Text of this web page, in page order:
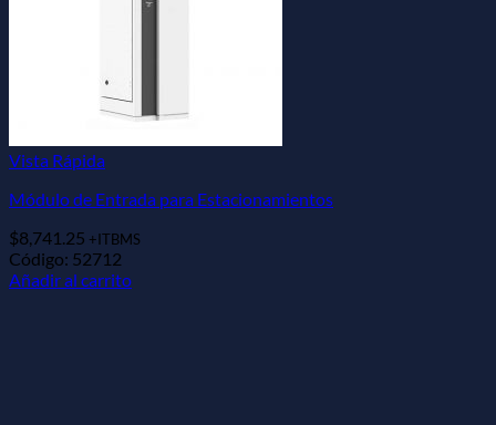
Vista Rápida
Módulo de Entrada para Estacionamientos
$8,741.25 +ITBMS
Código: 52712
Añadir al carrito